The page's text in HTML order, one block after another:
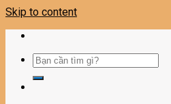
Skip to content